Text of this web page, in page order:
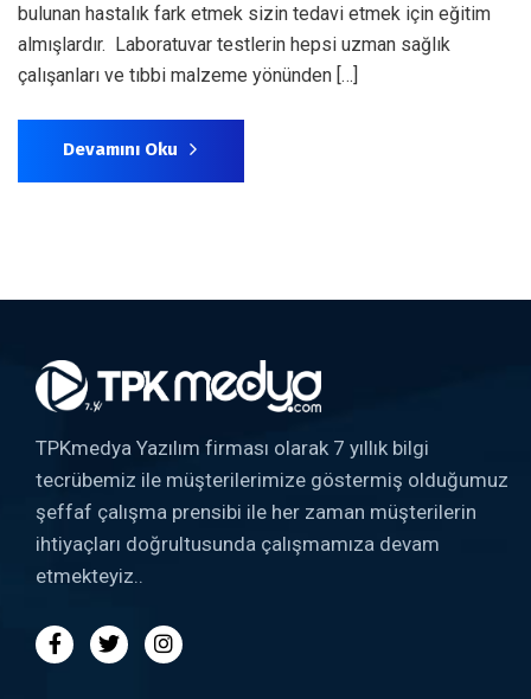
bulunan hastalık fark etmek sizin tedavi etmek için eğitim
almışlardır. Laboratuvar testlerin hepsi uzman sağlık
çalışanları ve tıbbi malzeme yönünden […]
Devamını Oku
TPKmedya Yazılım firması olarak 7 yıllık bilgi
tecrübemiz ile müşterilerimize göstermiş olduğumuz
şeffaf çalışma prensibi ile her zaman müşterilerin
ihtiyaçları doğrultusunda çalışmamıza devam
etmekteyiz..